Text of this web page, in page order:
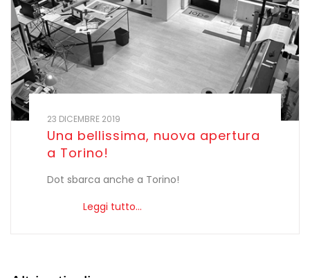
23 DICEMBRE 2019
Una bellissima, nuova apertura
a Torino!
Dot sbarca anche a Torino!
Leggi tutto...